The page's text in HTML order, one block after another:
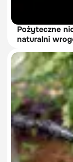
Pożyteczne
naturalni